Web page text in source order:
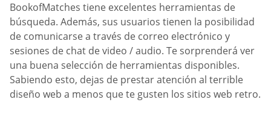
BookofMatches tiene excelentes herramientas de
búsqueda. Además, sus usuarios tienen la posibilidad
de comunicarse a través de correo electrónico y
sesiones de chat de video / audio. Te sorprenderá ver
una buena selección de herramientas disponibles.
Sabiendo esto, dejas de prestar atención al terrible
diseño web a menos que te gusten los sitios web retro.